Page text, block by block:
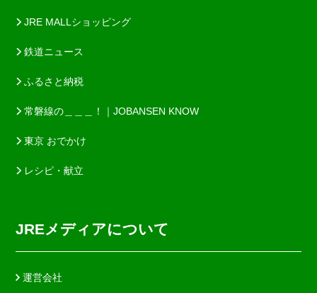
JRE MALLショッピング
鉄道ニュース
ふるさと納税
常磐線の＿＿＿！｜JOBANSEN KNOW
東京 おでかけ
レシピ・献立
JREメディアについて
運営会社